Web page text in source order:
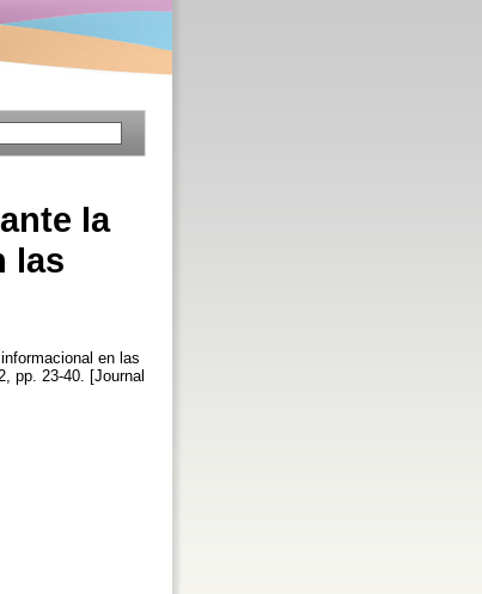
la
las
en las
pp. 23-40. [Journal